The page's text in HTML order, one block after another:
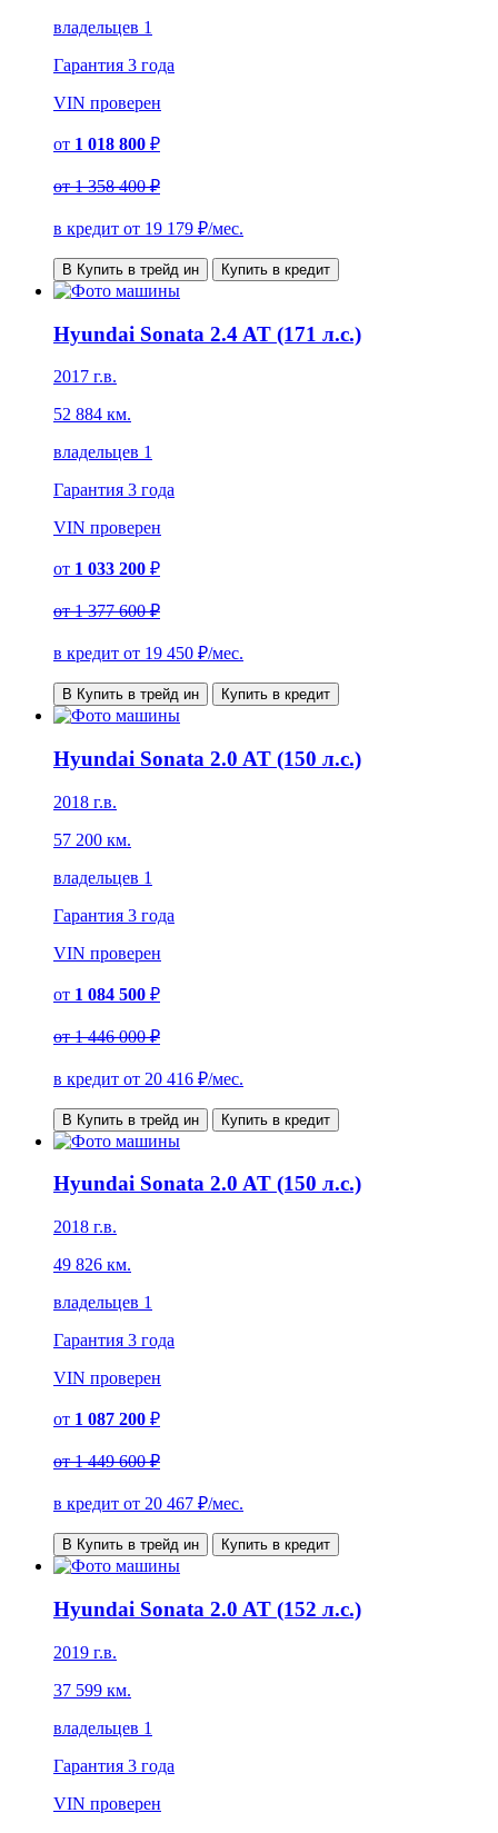
владельцев 1
Гарантия 3 года
VIN проверен
от 1 018 800 ₽
от1 358 400 ₽
в кредит от 19 179 ₽/мес.
В Купить в трейд ин Купить в кредит
Hyundai Sonata 2.4 AT (171 л.с.)
2017 г.в.
52 884 км.
владельцев 1
Гарантия 3 года
VIN проверен
от 1 033 200 ₽
от1 377 600 ₽
в кредит от 19 450 ₽/мес.
В Купить в трейд ин Купить в кредит
Hyundai Sonata 2.0 AT (150 л.с.)
2018 г.в.
57 200 км.
владельцев 1
Гарантия 3 года
VIN проверен
от 1 084 500 ₽
от1 446 000 ₽
в кредит от 20 416 ₽/мес.
В Купить в трейд ин Купить в кредит
Hyundai Sonata 2.0 AT (150 л.с.)
2018 г.в.
49 826 км.
владельцев 1
Гарантия 3 года
VIN проверен
от 1 087 200 ₽
от1 449 600 ₽
в кредит от 20 467 ₽/мес.
В Купить в трейд ин Купить в кредит
Hyundai Sonata 2.0 AT (152 л.с.)
2019 г.в.
37 599 км.
владельцев 1
Гарантия 3 года
VIN проверен